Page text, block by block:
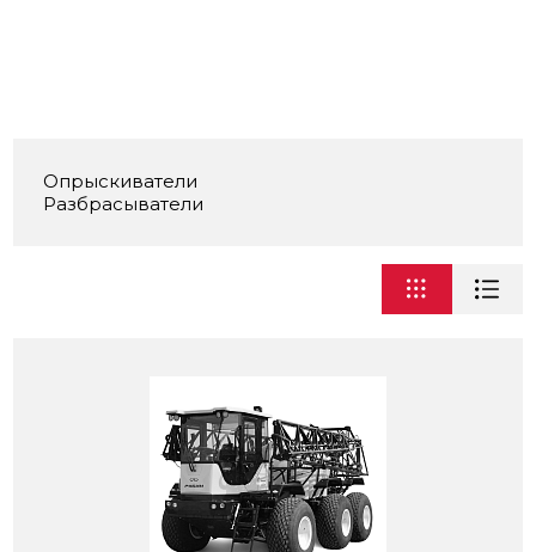
Опрыскиватели
Разбрасыватели